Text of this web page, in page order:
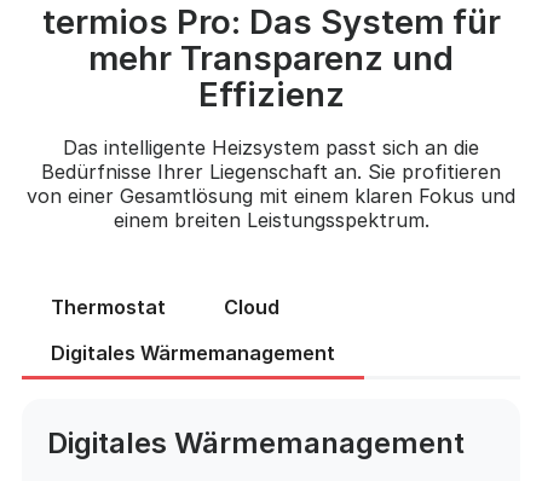
termios Pro: Das System für
mehr Transparenz und
Effizienz
Das intelligente Heizsystem passt sich an die
Bedürfnisse Ihrer Liegenschaft an. Sie profitieren
von einer Gesamtlösung mit einem klaren Fokus und
einem breiten Leistungsspektrum.
Thermostat
Cloud
Digitales Wärmemanagement
Digitales Wärmemanagement